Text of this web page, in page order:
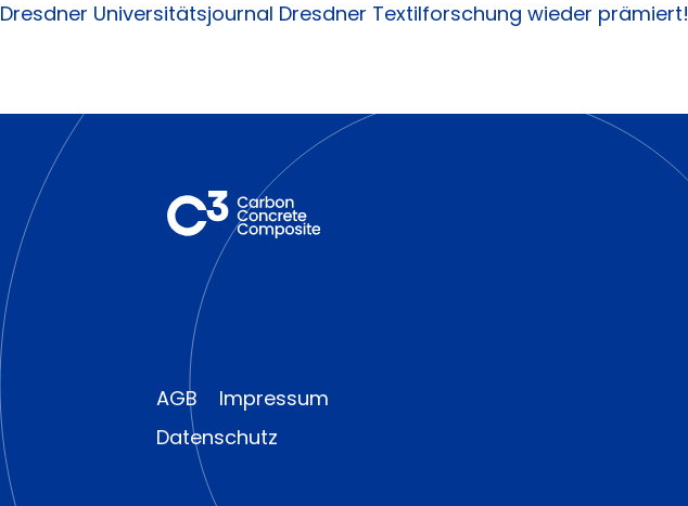
Dresdner Universitätsjournal Dresdner Textilforschung wieder prämiert!
AGB
Impressum
Datenschutz